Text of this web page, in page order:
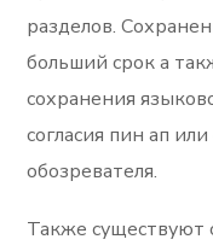
разделов.
больший срок а
сохранения
согласия пин ап
обозревателя.
Также существуют